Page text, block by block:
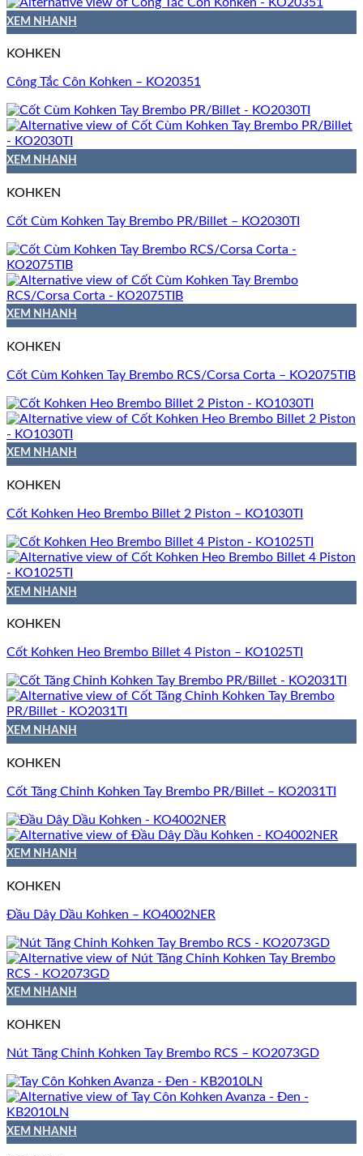
XEM NHANH
KOHKEN
Công Tắc Côn Kohken – KO20351
XEM NHANH
KOHKEN
Cốt Cùm Kohken Tay Brembo PR/Billet – KO2030TI
XEM NHANH
KOHKEN
Cốt Cùm Kohken Tay Brembo RCS/Corsa Corta – KO2075TIB
XEM NHANH
KOHKEN
Cốt Kohken Heo Brembo Billet 2 Piston – KO1030TI
XEM NHANH
KOHKEN
Cốt Kohken Heo Brembo Billet 4 Piston – KO1025TI
XEM NHANH
KOHKEN
Cốt Tăng Chỉnh Kohken Tay Brembo PR/Billet – KO2031TI
XEM NHANH
KOHKEN
Đầu Dây Dầu Kohken – KO4002NER
XEM NHANH
KOHKEN
Nút Tăng Chỉnh Kohken Tay Brembo RCS – KO2073GD
XEM NHANH